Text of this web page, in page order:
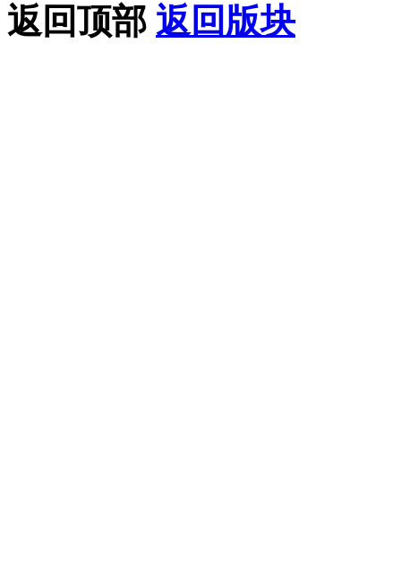
返回顶部 返回版块